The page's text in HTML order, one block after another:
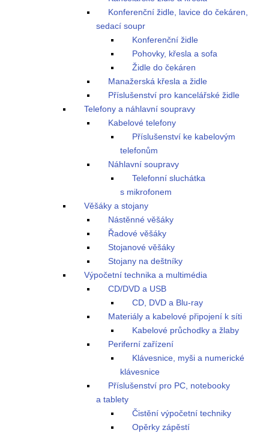
Konferenční židle, lavice do čekáren,
sedací soupr
Konferenční židle
Pohovky, křesla a sofa
Židle do čekáren
Manažerská křesla a židle
Příslušenství pro kancelářské židle
Telefony a náhlavní soupravy
Kabelové telefony
Příslušenství ke kabelovým
telefonům
Náhlavní soupravy
Telefonní sluchátka
s mikrofonem
Věšáky a stojany
Nástěnné věšáky
Řadové věšáky
Stojanové věšáky
Stojany na deštníky
Výpočetní technika a multimédia
CD/DVD a USB
CD, DVD a Blu-ray
Materiály a kabelové připojení k síti
Kabelové průchodky a žlaby
Periferní zařízení
Klávesnice, myši a numerické
klávesnice
Příslušenství pro PC, notebooky
a tablety
Čistění výpočetní techniky
Opěrky zápěstí